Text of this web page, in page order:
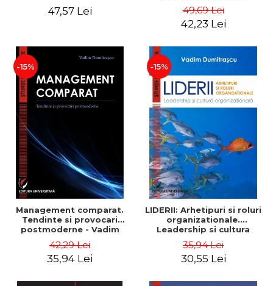
47,57 Lei
comportamentala - Vadim
Dumitrascu
49,69 Lei
42,23 Lei
-15%
Management comparat.
Tendinte si provocari
postmoderne - Vadim
42,29 Lei
35,94 Lei
-15%
LIDERII: Arhetipuri si roluri
organizationale.
Leadership si cultura
Dumitrascu
35,94 Lei
30,55 Lei